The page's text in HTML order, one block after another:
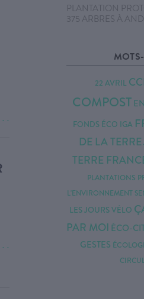
. .
. .
PLANTATION
375 ARBRES À
22 AVRIL
COMPOST
FONDS ÉCO IGA
DE LA TERRE
TERRE
PLANTATIONS
L'ENVIRONNEMENT
LES JOURSVÉLO
PAR MOI ÉCO-
GESTES